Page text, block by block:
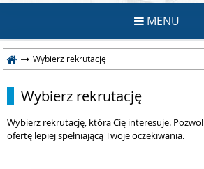
MENU
Wybierz rekrutację
Wybierz rekrutację
Wybierz rekrutację, która Cię interesuje.
ofertę lepiej spełniającą Twoje oczekiwania.